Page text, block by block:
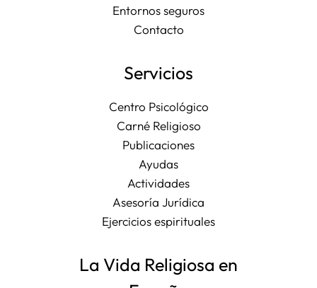
Entornos seguros
Contacto
Servicios
Centro Psicológico
Carné Religioso
Publicaciones
Ayudas
Actividades
Asesoría Jurídica
Ejercicios espirituales
La Vida Religiosa en